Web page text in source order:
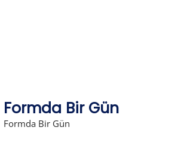
Formda Bir Gün
Formda Bir Gün